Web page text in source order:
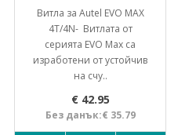
Витла за Autel EVO MAX
4T/4N- Витлата от
серията EVO Max са
изработени от устойчив
на счу..
€ 42.95
Без данък:€ 35.79